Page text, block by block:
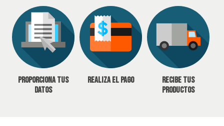
Proporciona tus
datos
Realiza el pago
Recibe tus
productos